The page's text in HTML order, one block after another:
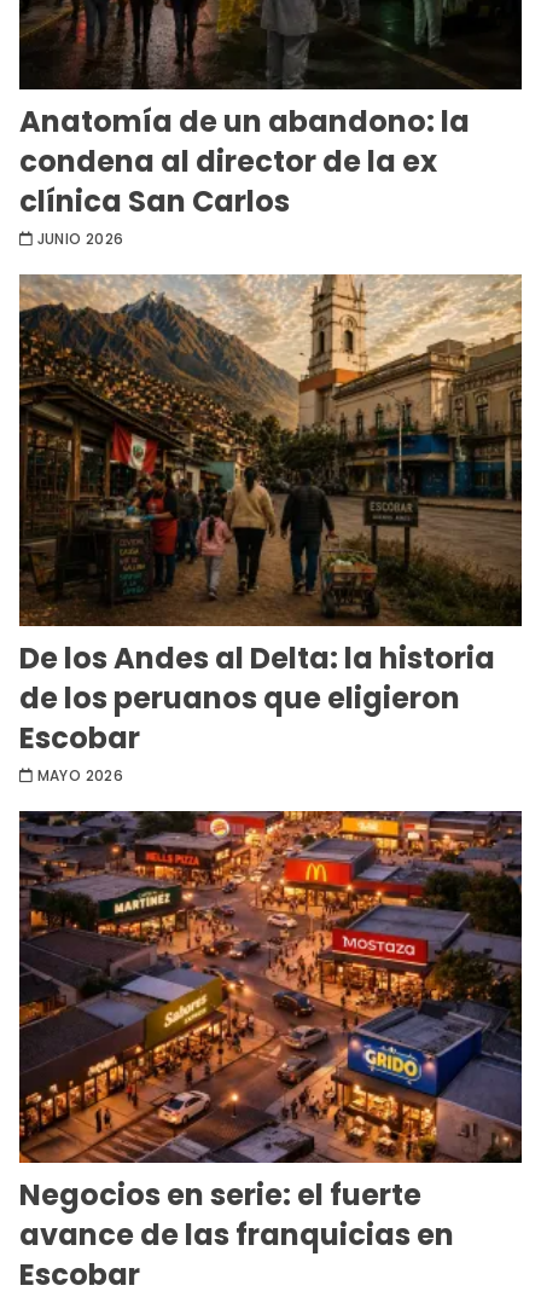
Anatomía de un abandono: la
condena al director de la ex
clínica San Carlos
JUNIO 2026
De los Andes al Delta: la historia
de los peruanos que eligieron
Escobar
MAYO 2026
Negocios en serie: el fuerte
avance de las franquicias en
Escobar